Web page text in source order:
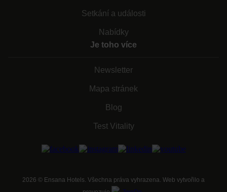
Setkání a události
Nabídky
Je toho více
Newsletter
Mapa stránek
Blog
Test Vitality
2026 © Ensana Hotels. Všechna práva vyhrazena. Web vytvořilo a